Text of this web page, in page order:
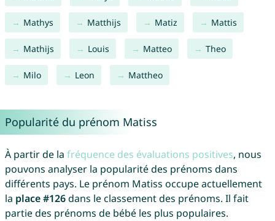
Mathys Matthijs Matiz Mattis
Mathijs Louis Matteo Theo
Milo Leon Mattheo
Popularité du prénom Matiss
À partir de la fréquence des évaluations positives, nous
pouvons analyser la popularité des prénoms dans
différents pays. Le prénom Matiss occupe actuellement
la place #126dans le classement des prénoms. Il fait
partie des prénoms de bébé les plus populaires.